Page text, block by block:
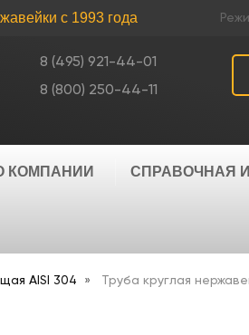
с 1993 года
8 (495) 921-44-01
8 (800) 250-44-11
КОМПАНИИ СПРАВОЧНАЯ
AISI 304
Труба круглая